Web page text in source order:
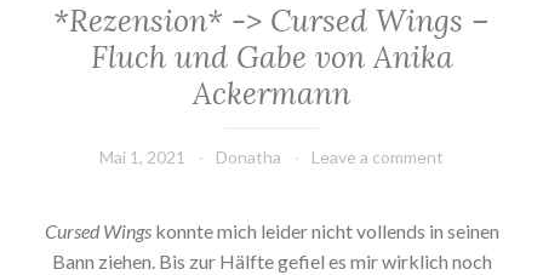
*Rezension* -> Cursed Wings –
Fluch und Gabe von Anika
Ackermann
Mai 1, 2021 Donatha Leave a comment
Cursed Wingskonnte mich leider nicht vollends in seinen
Bann ziehen. Bis zur Hälfte gefiel es mir wirklich noch